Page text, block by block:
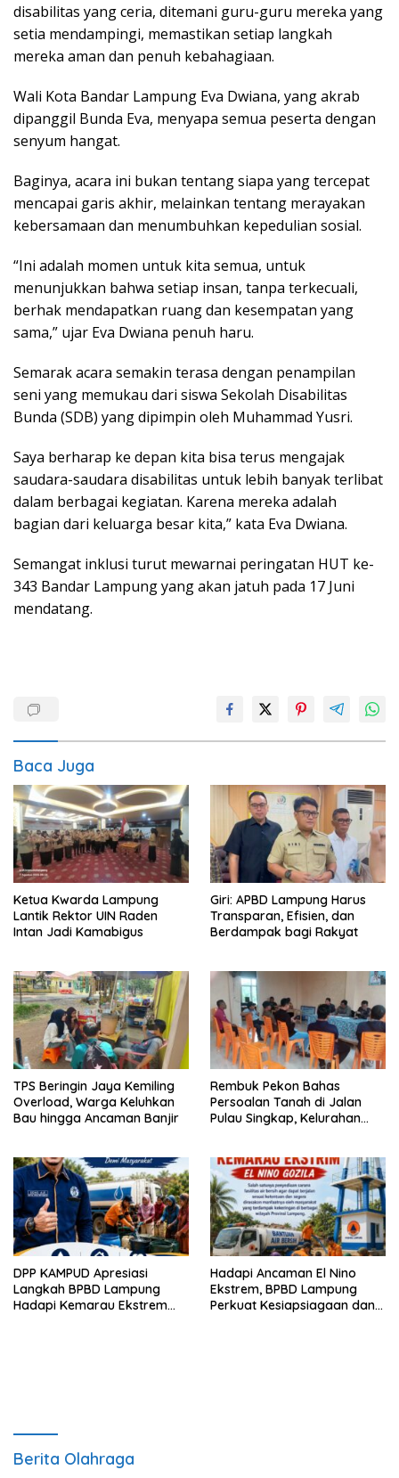
disabilitas yang ceria, ditemani guru-guru mereka yang
setia mendampingi, memastikan setiap langkah
mereka aman dan penuh kebahagiaan.
Wali Kota Bandar Lampung Eva Dwiana, yang akrab
dipanggil Bunda Eva, menyapa semua peserta dengan
senyum hangat.
Baginya, acara ini bukan tentang siapa yang tercepat
mencapai garis akhir, melainkan tentang merayakan
kebersamaan dan menumbuhkan kepedulian sosial.
“Ini adalah momen untuk kita semua, untuk
menunjukkan bahwa setiap insan, tanpa terkecuali,
berhak mendapatkan ruang dan kesempatan yang
sama,” ujar Eva Dwiana penuh haru.
Semarak acara semakin terasa dengan penampilan
seni yang memukau dari siswa Sekolah Disabilitas
Bunda (SDB) yang dipimpin oleh Muhammad Yusri.
Saya berharap ke depan kita bisa terus mengajak
saudara-saudara disabilitas untuk lebih banyak terlibat
dalam berbagai kegiatan. Karena mereka adalah
bagian dari keluarga besar kita,” kata Eva Dwiana.
Semangat inklusi turut mewarnai peringatan HUT ke-
343 Bandar Lampung yang akan jatuh pada 17 Juni
mendatang.
Baca Juga
Ketua Kwarda Lampung
Lantik Rektor UIN Raden
Intan Jadi Kamabigus
Giri: APBD Lampung Harus
Transparan, Efisien, dan
Berdampak bagi Rakyat
TPS Beringin Jaya Kemiling
Overload, Warga Keluhkan
Bau hingga Ancaman Banjir
Rembuk Pekon Bahas
Persoalan Tanah di Jalan
Pulau Singkap, Kelurahan
DPP KAMPUD Apresiasi
Langkah BPBD Lampung
Hadapi Kemarau Ekstrem
Hadapi Ancaman El Nino
Ekstrem, BPBD Lampung
Perkuat Kesiapsiagaan dan
Berita Olahraga